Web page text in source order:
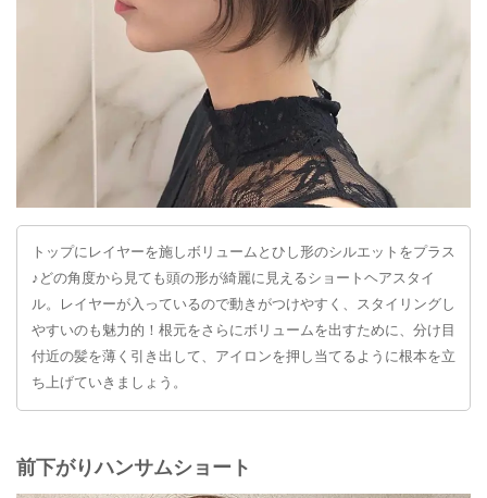
トップにレイヤーを施しボリュームとひし形のシルエットをプラス
♪どの角度から見ても頭の形が綺麗に見えるショートヘアスタイ
ル。レイヤーが入っているので動きがつけやすく、スタイリングし
やすいのも魅力的！根元をさらにボリュームを出すために、分け目
付近の髪を薄く引き出して、アイロンを押し当てるように根本を立
ち上げていきましょう。
前下がりハンサムショート